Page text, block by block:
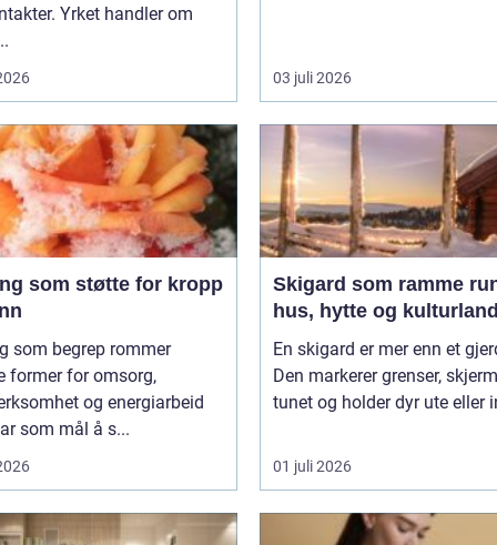
Yrket handler om
03 juli 2026
som støtte for kropp
som begrep rommer
former for omsorg,
og energiarbeid
som mål å s...
Skigard som ramme
hus, hytte og
En skigard er mer enn et
Den markerer grenser,
tunet og holder dyr ute eller
01 juli 2026